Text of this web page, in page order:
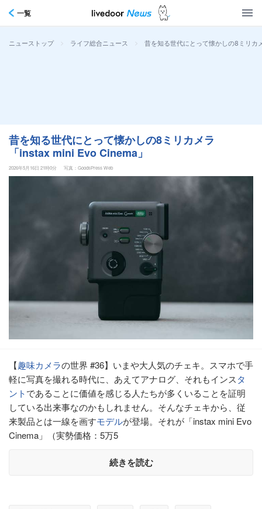
一覧
ニューストップ > ライフ総合ニュース > 昔を知る世代にとって懐かしの8ミリ
昔を知る世代にとって懐かしの8ミリカメラ
「instax mini Evo Cinema」
2026年5月16日 21時0分 写真：GoodsPress Web
【趣味カメラの世界 #36】いまや大人気のチェキ。スマホで手
軽に写真を撮れる時代に、あえてアナログ、それもインスタ
ントであることに価値を感じる人たちが多くいることを証明
している出来事なのかもしれません。そんなチェキから、従
来製品とは一線を画すモデルが登場。それが「instax mini Evo
Cinema」（実勢価格：5万5
続きを読む